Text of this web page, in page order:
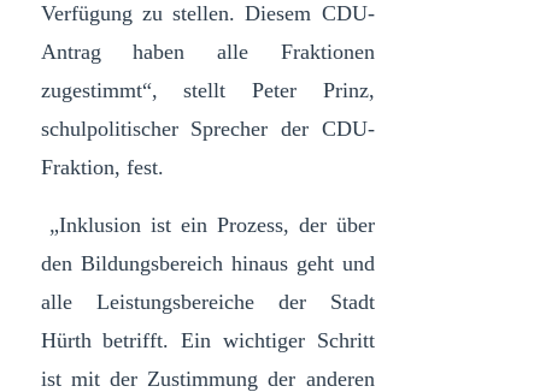
Verfügung zu stellen. Diesem CDU-
Antrag haben alle Fraktionen
zugestimmt“, stellt Peter Prinz,
schulpolitischer Sprecher der CDU-
Fraktion, fest.
„Inklusion ist ein Prozess, der über
den Bildungsbereich hinaus geht und
alle Leistungsbereiche der Stadt
Hürth betrifft. Ein wichtiger Schritt
ist mit der Zustimmung der anderen